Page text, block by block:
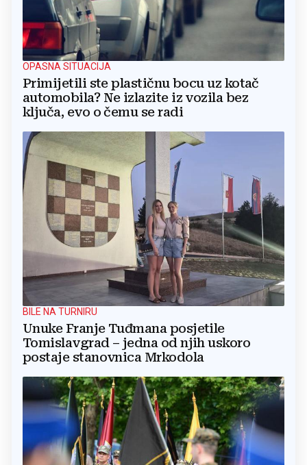
OPASNA SITUACIJA
Primijetili ste plastičnu bocu uz kotač
automobila? Ne izlazite iz vozila bez
ključa, evo o čemu se radi
BILE NA TURNIRU
Unuke Franje Tuđmana posjetile
Tomislavgrad – jedna od njih uskoro
postaje stanovnica Mrkodola